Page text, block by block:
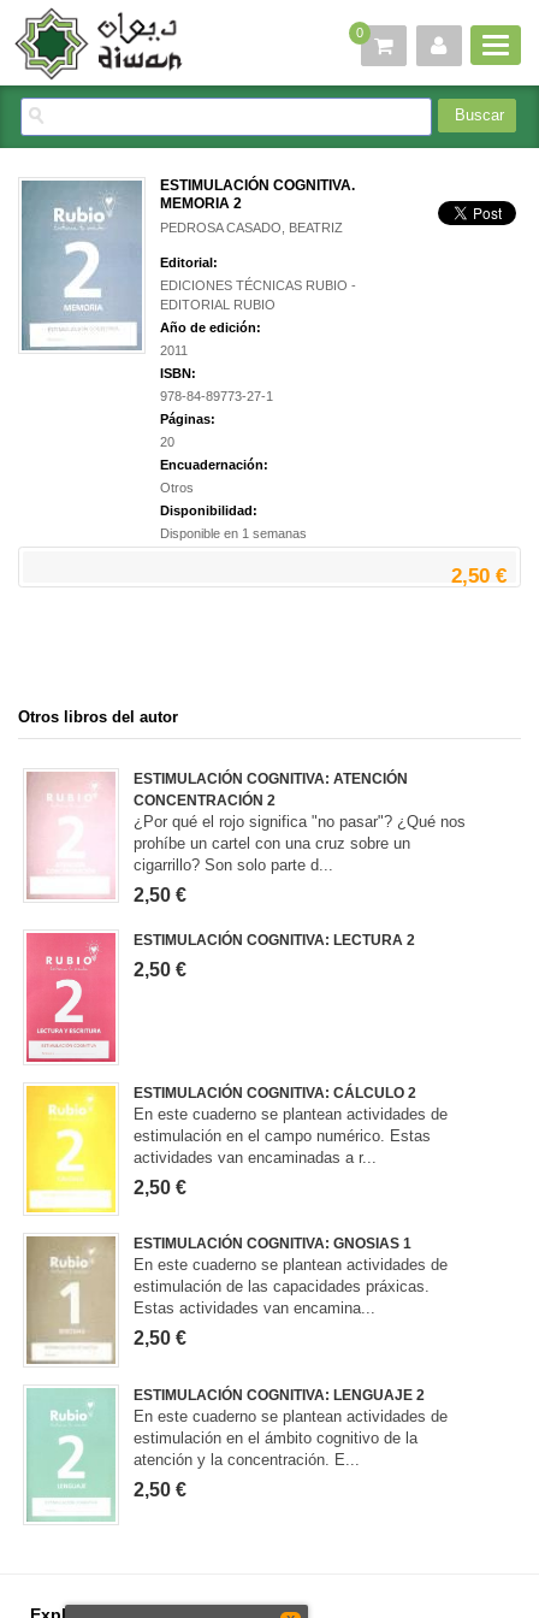
0
ESTIMULACIÓN COGNITIVA.
MEMORIA 2
PEDROSA CASADO, BEATRIZ
Editorial:
EDICIONES TÉCNICAS RUBIO -
EDITORIAL RUBIO
Año de edición:
2011
ISBN:
978-84-89773-27-1
Páginas:
20
Encuadernación:
Otros
Disponibilidad:
Disponible en 1 semanas
2,50 €
Otros libros del autor
ESTIMULACIÓN COGNITIVA: ATENCIÓN
CONCENTRACIÓN 2
¿Por qué el rojo significa "no pasar"? ¿Qué nos
prohíbe un cartel con una cruz sobre un
cigarrillo? Son solo parte d...
2,50 €
ESTIMULACIÓN COGNITIVA: LECTURA 2
2,50 €
ESTIMULACIÓN COGNITIVA: CÁLCULO 2
En este cuaderno se plantean actividades de
estimulación en el campo numérico. Estas
actividades van encaminadas a r...
2,50 €
ESTIMULACIÓN COGNITIVA: GNOSIAS 1
En este cuaderno se plantean actividades de
estimulación de las capacidades práxicas.
Estas actividades van encamina...
2,50 €
ESTIMULACIÓN COGNITIVA: LENGUAJE 2
En este cuaderno se plantean actividades de
estimulación en el ámbito cognitivo de la
atención y la concentración. E...
2,50 €
Explorar